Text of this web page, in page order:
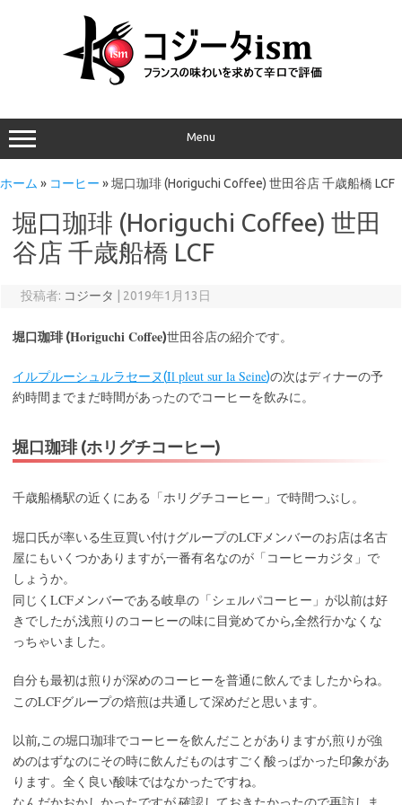
Menu
ホーム » コーヒー »堀口珈琲 (Horiguchi Coffee) 世田谷店 千歳船橋 LCF
堀口珈琲 (Horiguchi Coffee) 世田
谷店 千歳船橋 LCF
投稿者: コジータ 2019年1月13日
堀口珈琲 (Horiguchi Coffee)世田谷店の紹介です。
イルプルーシュルラセーヌ(Il pleut sur la Seine)の次はディナーの予
約時間までまだ時間があったのでコーヒーを飲みに。
堀口珈琲 (ホリグチコーヒー)
千歳船橋駅の近くにある「ホリグチコーヒー」で時間つぶし。
堀口氏が率いる生豆買い付けグループのLCF メンバーのお店は名古
屋にもいくつかありますが,一番有名なのが「コーヒーカジタ」で
しょうか。
同じく LCF メンバーである岐阜の「シェルパコーヒー」が以前は好
きでしたが,浅煎りのコーヒーの味に目覚めてから,全然行かなくな
っちゃいました。
自分も最初は煎りが深めのコーヒーを普通に飲んでましたからね。
このLCFグループの焙煎は共通して深めだと思います。
以前,この堀口珈琲でコーヒーを飲んだことがありますが,煎りが強
めのはずなのにその時に飲んだものはすごく酸っぱかった印象があ
ります。全く良い酸味ではなかったですね。